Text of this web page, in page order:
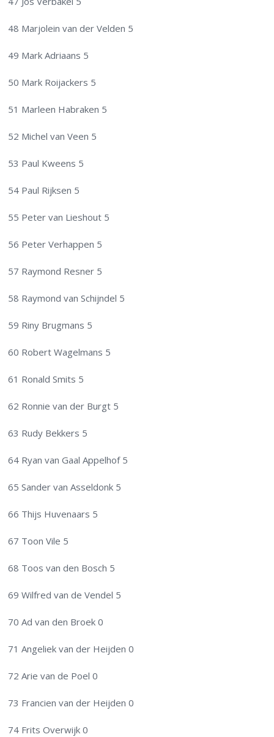
48 Marjolein van der Velden 5
49 Mark Adriaans 5
50 Mark Roijackers 5
51 Marleen Habraken 5
52 Michel van Veen 5
53 Paul Kweens 5
54 Paul Rijksen 5
55 Peter van Lieshout 5
56 Peter Verhappen 5
57 Raymond Resner 5
58 Raymond van Schijndel 5
59 Riny Brugmans 5
60 Robert Wagelmans 5
61 Ronald Smits 5
62 Ronnie van der Burgt 5
63 Rudy Bekkers 5
64 Ryan van Gaal Appelhof 5
65 Sander van Asseldonk 5
66 Thijs Huvenaars 5
67 Toon Vile 5
68 Toos van den Bosch 5
69 Wilfred van de Vendel 5
70 Ad van den Broek 0
71 Angeliek van der Heijden 0
72 Arie van de Poel 0
73 Francien van der Heijden 0
74 Frits Overwijk 0